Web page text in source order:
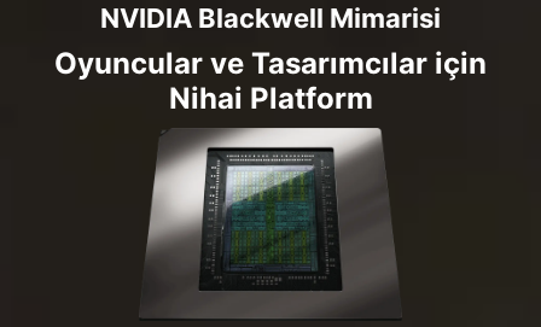
NVIDIA Blackwell Mimarisi
Oyuncular ve Tasarımcılar için
Nihai Platform